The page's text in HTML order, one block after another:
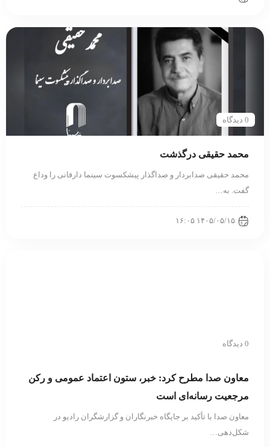
0 دیدگاه
محمد حقیقی درگذشت
محمد حقیقی صدابردار و صداگذار پیشکسوت سینما دارفانی را وداع
گفت. به…
۱۴۰۵/۰۵/۱۵ ۱۶:۰۵
0 دیدگاه
معاون صدا مطرح کرد: خبر، ستون اعتماد عمومی و رکن
مرجعیت رسانه‌ای است
معاون صدا با تأکید بر جایگاه خبرنگاران و گزارشگران رادیو در
شکل‌دهی…